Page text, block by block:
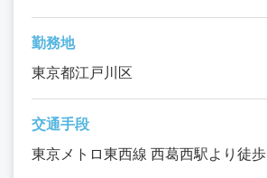
勤務地
東京都江戸川区
交通手段
東京メトロ東西線 西葛西駅より徒歩